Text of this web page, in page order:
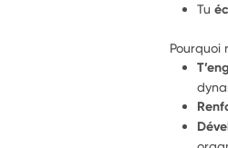
Tu
Pourquoi